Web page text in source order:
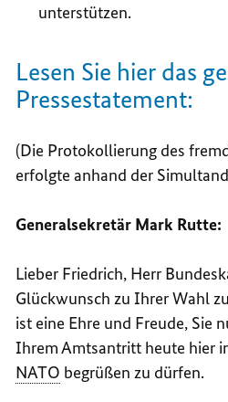
unterstützen.
Lesen Sie hier das
Pressestatement:
(Die Protokollierung des
erfolgte anhand der
Generalsekretär Mark Rutte:
Lieber Friedrich, Herr
Glückwunsch zu Ihrer Wahl
ist eine Ehre und Freude, Sie
Ihrem Amtsantritt heute hier
NATO begrüßen zu dürfen.